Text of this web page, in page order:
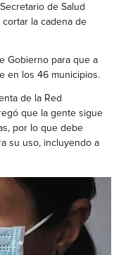
de Salud
la cadena de
Gobierno para que a
en los 46 municipios.
de la Red
que la gente sigue
por lo que debe
su uso, incluyendo a